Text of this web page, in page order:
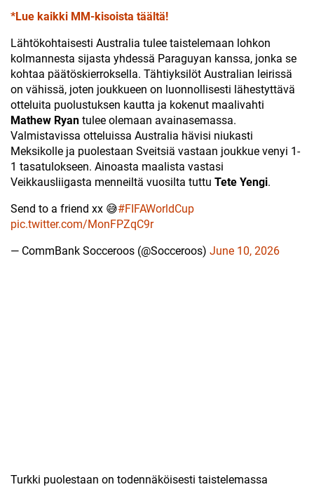
*Lue kaikki MM-kisoista täältä!
Lähtökohtaisesti Australia tulee taistelemaan lohkon
kolmannesta sijasta yhdessä Paraguyan kanssa, jonka se
kohtaa päätöskierroksella. Tähtiyksilöt Australian leirissä
on vähissä, joten joukkueen on luonnollisesti lähestyttävä
otteluita puolustuksen kautta ja kokenut maalivahti
Mathew Ryan tulee olemaan avainasemassa.
Valmistavissa otteluissa Australia hävisi niukasti
Meksikolle ja puolestaan Sveitsiä vastaan joukkue venyi 1-
1 tasatulokseen. Ainoasta maalista vastasi
Veikkausliigasta menneiltä vuosilta tuttu Tete Yengi.
Send to a friend xx 😅#FIFAWorldCup
pic.twitter.com/MonFPZqC9r
— CommBank Socceroos (@Socceroos) June 10, 2026
Turkki puolestaan on todennäköisesti taistelemassa